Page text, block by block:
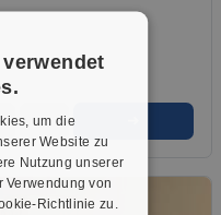
➦
um die
Website zu
Nutzung unserer
Verwendung von
Richtlinie zu.